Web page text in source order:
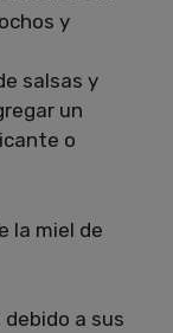
y
salsas y
un
o
la miel de
a sus